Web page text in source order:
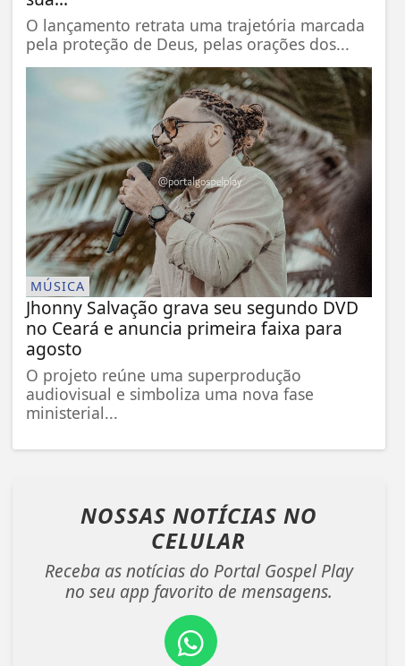
O lançamento retrata uma trajetória marcada
pela proteção de Deus, pelas orações dos...
MÚSICA
Jhonny Salvação grava seu segundo DVD
no Ceará e anuncia primeira faixa para
agosto
O projeto reúne uma superprodução
audiovisual e simboliza uma nova fase
ministerial...
NOSSAS NOTÍCIAS NO
CELULAR
Receba as notícias do Portal Gospel Play
no seu app favorito de mensagens.